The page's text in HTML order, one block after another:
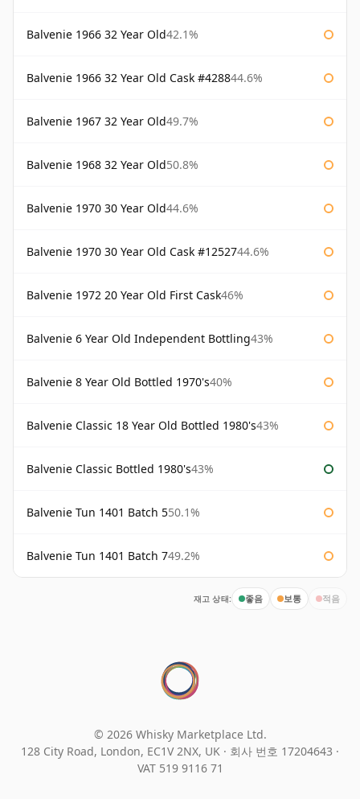
Balvenie 1966 32 Year Old42.1%
Balvenie 1966 32 Year Old Cask #428844.6%
Balvenie 1967 32 Year Old49.7%
Balvenie 1968 32 Year Old50.8%
Balvenie 1970 30 Year Old44.6%
Balvenie 1970 30 Year Old Cask #1252744.6%
Balvenie 1972 20 Year Old First Cask46%
Balvenie 6 Year Old Independent Bottling43%
Balvenie 8 Year Old Bottled 1970's40%
Balvenie Classic 18 Year Old Bottled 1980's43%
Balvenie Classic Bottled 1980's43%
Balvenie Tun 1401 Batch 550.1%
Balvenie Tun 1401 Batch 749.2%
재고 상태: 좋음 보통 적음
© 2026 Whisky Marketplace Ltd.
128 City Road, London, EC1V 2NX, UK · 회사 번호 17204643 ·
VAT 519 9116 71